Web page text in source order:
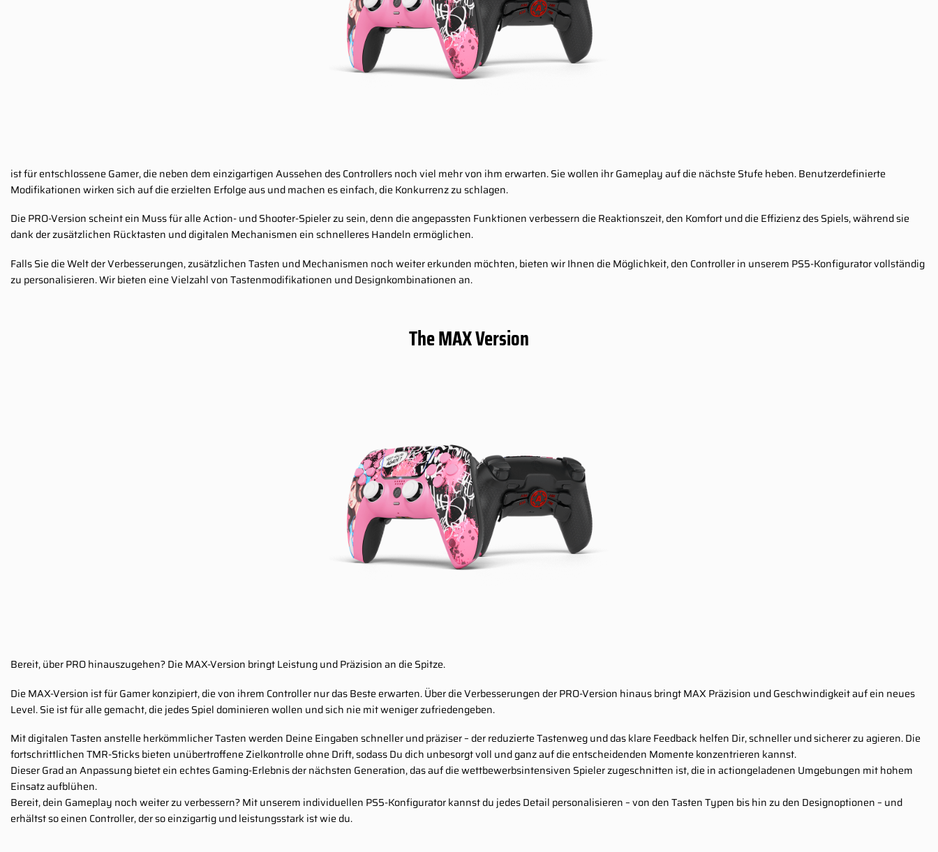
ist für entschlossene Gamer, die neben dem einzigartigen Aussehen des Controllers noch viel mehr von ihm erwarten. Sie wollen ihr Gameplay auf die nächste Stufe heben. Benutzerdefinierte
Modifikationen wirken sich auf die erzielten Erfolge aus und machen es einfach, die Konkurrenz zu schlagen.
Die PRO-Version scheint ein Muss für alle Action- und Shooter-Spieler zu sein, denn die angepassten Funktionen verbessern die Reaktionszeit, den Komfort und die Effizienz des Spiels, während sie
dank der zusätzlichen Rücktasten und digitalen Mechanismen ein schnelleres Handeln ermöglichen.
Falls Sie die Welt der Verbesserungen, zusätzlichen Tasten und Mechanismen noch weiter erkunden möchten, bieten wir Ihnen die Möglichkeit, den Controller in unserem PS5-Konfigurator vollständig
zu personalisieren. Wir bieten eine Vielzahl von Tastenmodifikationen und Designkombinationen an.
The MAX Version
Bereit, über PRO hinauszugehen? Die MAX-Version bringt Leistung und Präzision an die Spitze.
Die MAX-Version ist für Gamer konzipiert, die von ihrem Controller nur das Beste erwarten. Über die Verbesserungen der PRO-Version hinaus bringt MAX Präzision und Geschwindigkeit auf ein neues
Level. Sie ist für alle gemacht, die jedes Spiel dominieren wollen und sich nie mit weniger zufriedengeben.
Mit digitalen Tasten anstelle herkömmlicher Tasten werden Deine Eingaben schneller und präziser – der reduzierte Tastenweg und das klare Feedback helfen Dir, schneller und sicherer zu agieren. Die
fortschrittlichen TMR-Sticks bieten unübertroffene Zielkontrolle ohne Drift, sodass Du dich unbesorgt voll und ganz auf die entscheidenden Momente konzentrieren kannst.
Dieser Grad an Anpassung bietet ein echtes Gaming-Erlebnis der nächsten Generation, das auf die wettbewerbsintensiven Spieler zugeschnitten ist, die in actiongeladenen Umgebungen mit hohem
Einsatz aufblühen.
Bereit, dein Gameplay noch weiter zu verbessern? Mit unserem individuellen PS5-Konfigurator kannst du jedes Detail personalisieren – von den Tasten Typen bis hin zu den Designoptionen – und
erhältst so einen Controller, der so einzigartig und leistungsstark ist wie du.